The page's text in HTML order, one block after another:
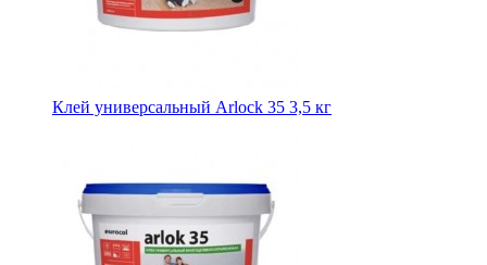
Клей универсальный Arlock 35 3,5 кг